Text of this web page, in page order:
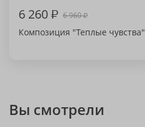
6 260₽ 6 960₽
Композиция "Теплые чувства"
Вы смотрели